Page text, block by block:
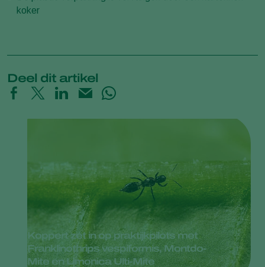
koker
Deel dit artikel
Koppert zet in op praktijkpilots met
Franklinothrips vespiformis, Montdo-
Mite en Limonica Ulti-Mite